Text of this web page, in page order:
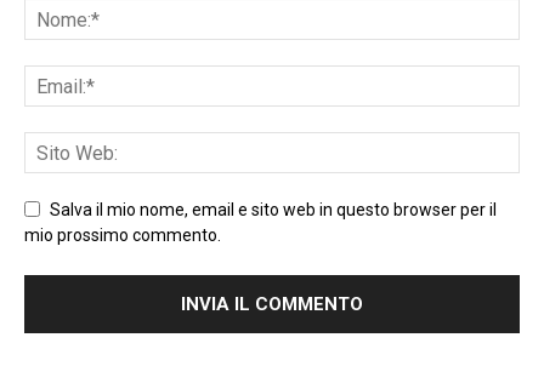
Salva il mio nome, email e sito web in questo browser per il
mio prossimo commento.